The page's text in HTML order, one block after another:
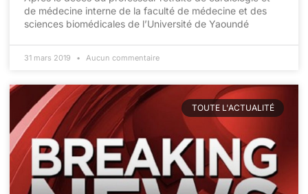
de médecine interne de la faculté de médecine et des
sciences biomédicales de l’Université de Yaoundé
31 mars 2019 Aucun commentaire
TOUTE L'ACTUALITÉ